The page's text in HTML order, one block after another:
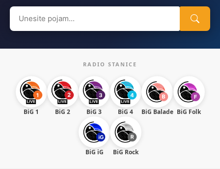
Search
for:
RADIO STANICE
BiG 1 BiG 2 BiG 3 BiG 4 BiG Balade BiG Folk
BiG iG BiG Rock